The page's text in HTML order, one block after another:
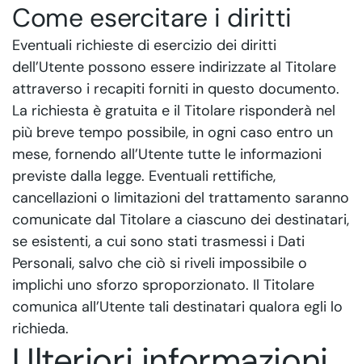
Come esercitare i diritti
Eventuali richieste di esercizio dei diritti
dell’Utente possono essere indirizzate al Titolare
attraverso i recapiti forniti in questo documento.
La richiesta è gratuita e il Titolare risponderà nel
più breve tempo possibile, in ogni caso entro un
mese, fornendo all’Utente tutte le informazioni
previste dalla legge. Eventuali rettifiche,
cancellazioni o limitazioni del trattamento saranno
comunicate dal Titolare a ciascuno dei destinatari,
se esistenti, a cui sono stati trasmessi i Dati
Personali, salvo che ciò si riveli impossibile o
implichi uno sforzo sproporzionato. Il Titolare
comunica all’Utente tali destinatari qualora egli lo
richieda.